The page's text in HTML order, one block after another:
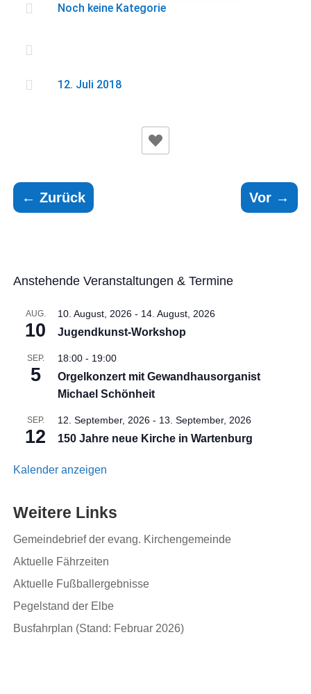
 Noch keine Kategorie

 12. Juli 2018
←Zurück Vor→
Anstehende Veranstaltungen & Termine
AUG.
10
10. August, 2026 - 14. August, 2026
Jugendkunst-Workshop
SEP.
5
18:00 - 19:00
Orgelkonzert mit Gewandhausorganist
Michael Schönheit
SEP.
12
12. September, 2026 - 13. September, 2026
150 Jahre neue Kirche in Wartenburg
Kalender anzeigen
Weitere Links
Gemeindebrief der evang. Kirchengemeinde
Aktuelle Fährzeiten
Aktuelle Fußballergebnisse
Pegelstand der Elbe
Busfahrplan (Stand: Februar 2026)